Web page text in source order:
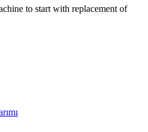
to start with replacement of